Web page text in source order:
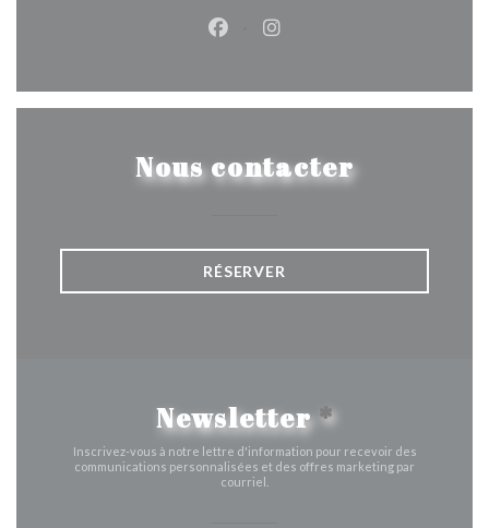
Facebook ((ouvre une
Instagram ((ouvre une
Nous contacter
RÉSERVER
Newsletter*
Inscrivez-vous à notre lettre d'information pour recevoir des
communications personnalisées et des offres marketing par
courriel.